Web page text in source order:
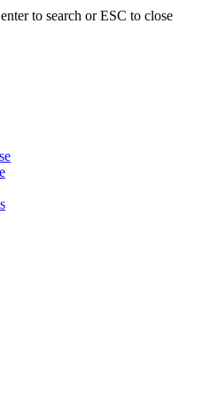
to search or ESC to close